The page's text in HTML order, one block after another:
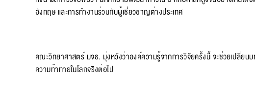
อังกฤษ และการทำงานร่วมกับผู้เชี่ยวชาญต่างประเทศ
คณะวิทยาศาสตร์ มจธ. มุ่งหวังว่าองค์ความรู้จากการวิจัยครั้งนี้ จะช่วยเปลี่ย
ความท้าทายในโลกจริงต่อไป